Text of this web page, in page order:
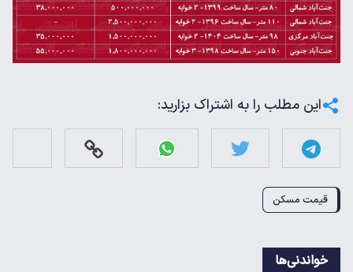
این مطلب را به اشتراک بزارید:
قیمت مسکن
خواندنی‌ها